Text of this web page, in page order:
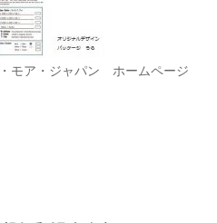
モア・ジャパン ホームページ